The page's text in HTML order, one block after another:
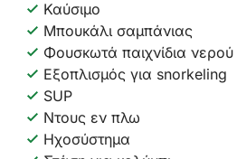
Καύσιμο
Μπουκάλι σαμπάνιας
Φουσκωτά παιχνίδια νερού
Εξοπλισμός για snorkeling
SUP
Ντους εν πλω
Ηχοσύστημα